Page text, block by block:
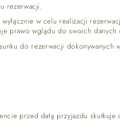
rezerwacji.
w celu realizacji
prawo wglądu do swoich
do rezerwacji dokonywanych
przed datą przyjazdu